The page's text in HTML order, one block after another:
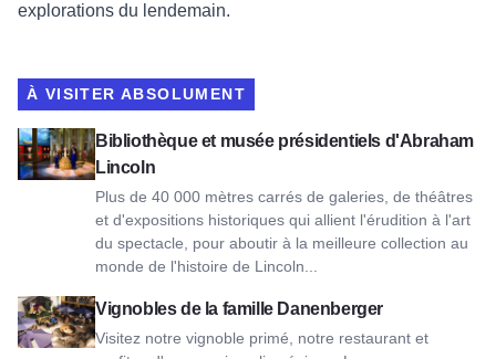
explorations du lendemain.
À VISITER ABSOLUMENT
Bibliothèque et musée présidentiels d'Abraham
Lincoln
Plus de 40 000 mètres carrés de galeries, de théâtres
et d'expositions historiques qui allient l'érudition à l'art
du spectacle, pour aboutir à la meilleure collection au
monde de l'histoire de Lincoln...
Voir Abraham Lincoln Presidential Library & Museum
Vignobles de la famille Danenberger
Visitez notre vignoble primé, notre restaurant et
Voir Danenberger Family Vineyards